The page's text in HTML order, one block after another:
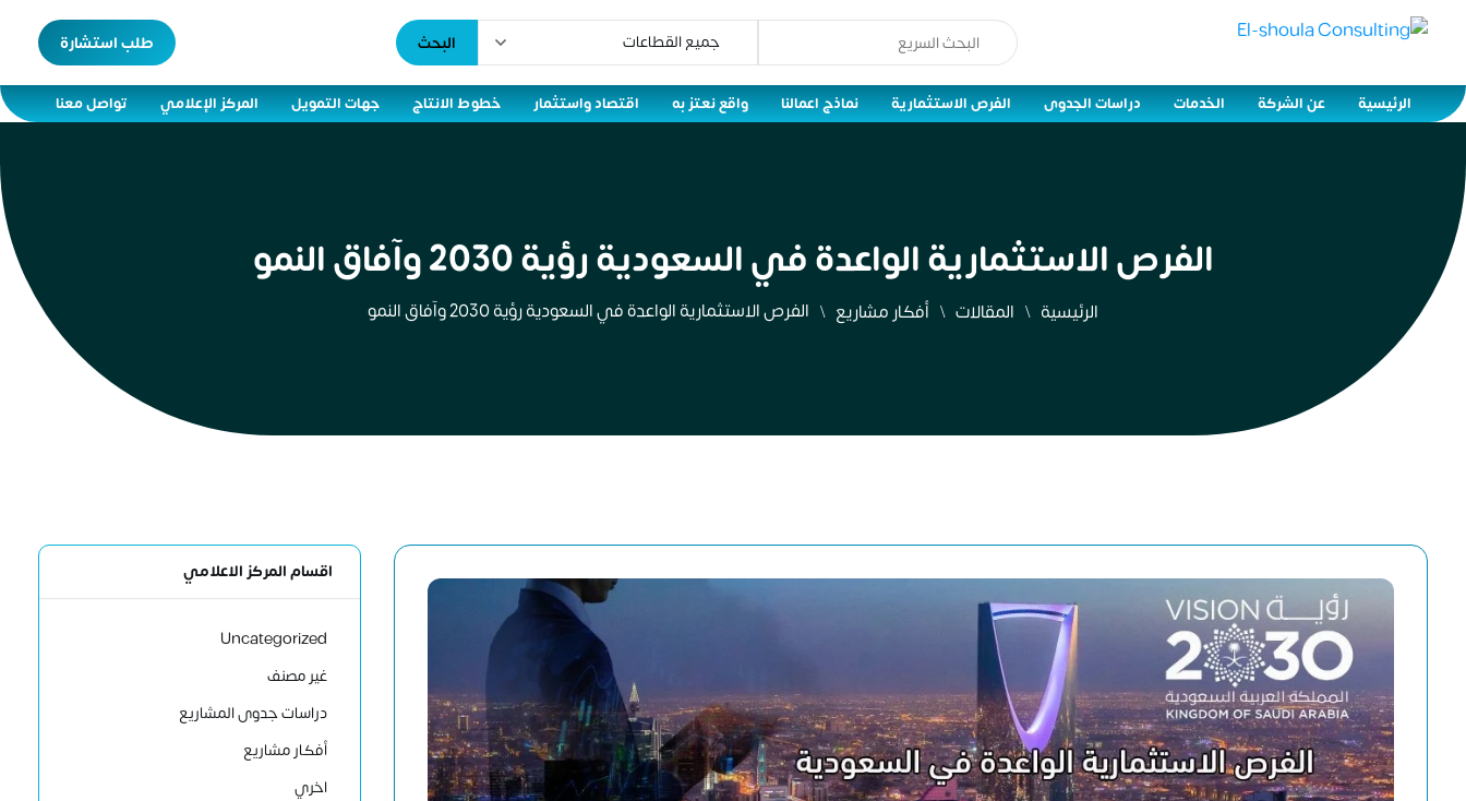
البحث طلب استشارة
الرئيسية عن الشركة الخدمات دراسات الجدوى الفرص الاستثمارية نماذج اعمالنا واقع نعتز به اقتصاد واستثمار خطوط الانتاج جهات التمويل المركز الإعلامي تواصل معنا
الفرص الاستثمارية الواعدة في السعودية رؤية 2030 وآفاق النمو
الرئيسية المقالات أفكار مشاريع الفرص الاستثمارية الواعدة في السعودية رؤية 2030 وآفاق النمو
اقسام المركز الاعلامي
Uncategorized
غير مصنف
دراسات جدوى المشاريع
أفكار مشاريع
اخري